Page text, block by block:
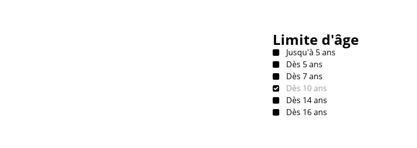
Limite d'âge
Jusqu'à 5 ans
Dès 5 ans
Dès 7 ans
Dès 10 ans
Dès 14 ans
Dès 16 ans